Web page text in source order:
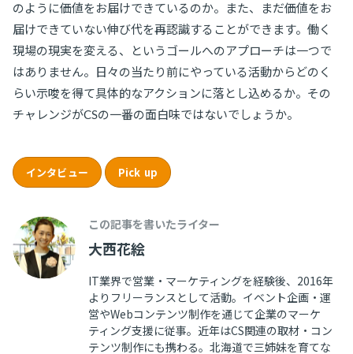
のように価値をお届けできているのか。また、まだ価値をお
届けできていない伸び代を再認識することができます。働く
現場の現実を変える、というゴールへのアプローチは一つで
はありません。日々の当たり前にやっている活動からどのく
らい示唆を得て具体的なアクションに落とし込めるか。その
チャレンジがCSの一番の面白味ではないでしょうか。
インタビュー Pick up
この記事を書いたライター
大西花絵
IT業界で営業・マーケティングを経験後、2016年
よりフリーランスとして活動。イベント企画・運
営やWebコンテンツ制作を通じて企業のマーケ
ティング支援に従事。近年はCS関連の取材・コン
テンツ制作にも携わる。北海道で三姉妹を育てな